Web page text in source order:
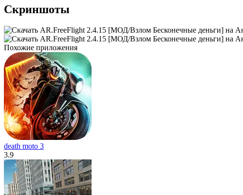
Скриншоты
Похожие приложения
death moto 3
3.9